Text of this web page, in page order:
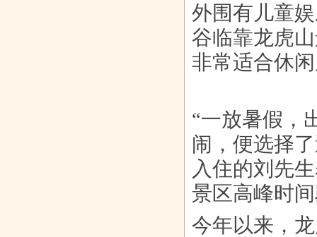
外围有儿童
谷临靠龙虎
非常适合休
“一放暑假，
闹，便选择
入住的刘先
景区高峰时
今年以来，